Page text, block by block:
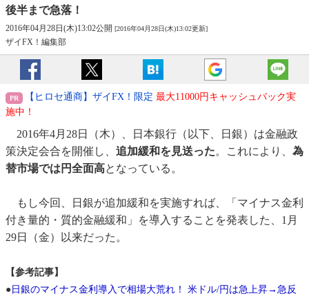
後半まで急落！
2016年04月28日(木)13:02公開 [2016年04月28日(木)13:02更新]
ザイFX！編集部
【ヒロセ通商】ザイFX！限定 最大11000円キャッシュバック実
施中！
2016年4月28日（木）、日本銀行（以下、日銀）は金融政
策決定会合を開催し、 追加緩和を見送った。これにより、 為
替市場では円全面高となっている。
もし今回、日銀が追加緩和を実施すれば、「マイナス金利
付き量的・質的金融緩和」を導入することを発表した、1月
29日（金）以来だった。
【参考記事】
● 日銀のマイナス金利導入で相場大荒れ！ 米ドル/円は急上昇→急反